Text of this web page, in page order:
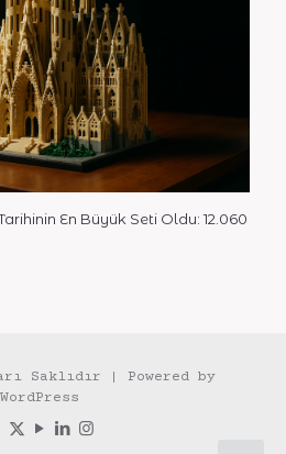
En Büyük Seti Oldu: 12.060
Saklıdır | Powered by
WordPress